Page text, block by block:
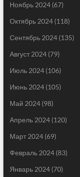
Ноябрь 2024(67)
Октябрь 2024(118)
Сентябрь 2024(135)
Август 2024(79)
Июль 2024(106)
Июнь 2024(105)
Май 2024(98)
Апрель 2024(120)
Март 2024(69)
Февраль 2024(83)
Январь 2024(70)